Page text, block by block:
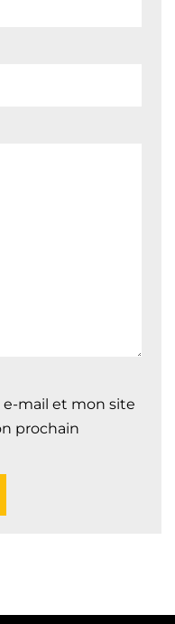
mail et mon site
prochain